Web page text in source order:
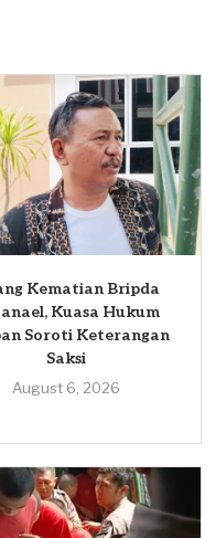
Kematian Bripda
Kuasa Hukum
Soroti Keterangan
Saksi
August 6, 2026